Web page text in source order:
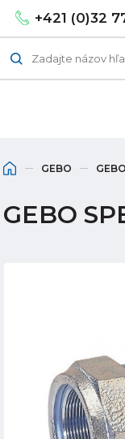
+421 (0)32
GEBO
GEBO